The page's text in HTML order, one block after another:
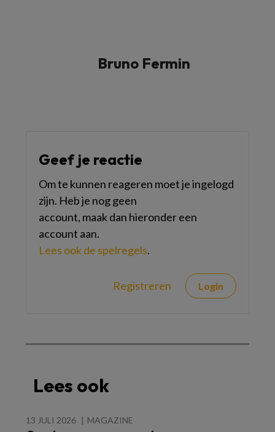
Bruno Fermin
Geef je reactie
Om te kunnen reageren moet je ingelogd
zijn. Heb je nog geen
account, maak dan hieronder een
account aan.
Lees ook de spelregels.
Registreren Login
Lees ook
13 JULI 2026 MAGAZINE